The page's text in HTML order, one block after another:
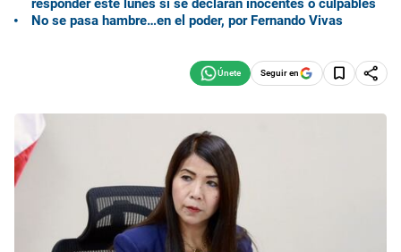
No se pasa hambre…en el poder, por Fernando Vivas
Seguir en